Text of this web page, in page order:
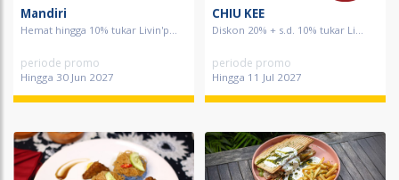
Mandiri
Hemat hingga 10% tukar Livin'p...
periode promo
Hingga 30 Jun 2027
CHIU KEE
Diskon 20% + s.d. 10% tukar Li...
periode promo
Hingga 11 Jul 2027